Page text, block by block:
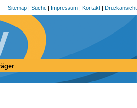
Sitemap | Suche | Impressum | Kontakt | Druckansicht